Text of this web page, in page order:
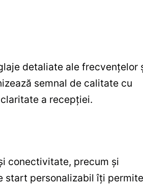
detaliate ale frecvențelor
semnal de calitate cu
a recepției.
conectivitate, precum și
start personalizabil îți permite